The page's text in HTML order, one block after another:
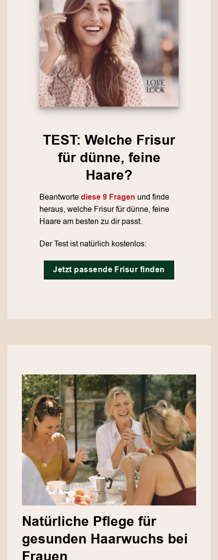
TEST: Welche Frisur
für dünne, feine
Haare?
Beantwortediese 9 Fragen und finde
heraus, welche Frisur für dünne, feine
Haare am besten zu dir passt.
Der Test ist natürlich kostenlos:
Jetzt passende Frisur finden
Natürliche Pflege für
gesunden Haarwuchs bei